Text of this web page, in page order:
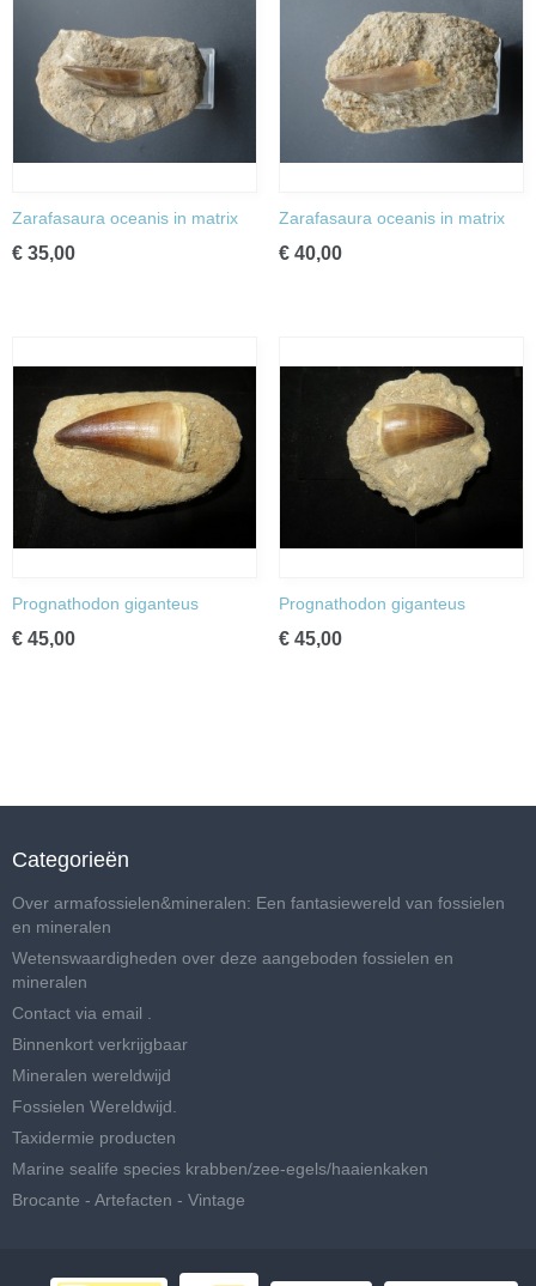
Zarafasaura oceanis in matrix
€ 35,00
Zarafasaura oceanis in matrix
€ 40,00
Prognathodon giganteus
€ 45,00
Prognathodon giganteus
€ 45,00
Categorieën
Over armafossielen&mineralen: Een fantasiewereld van fossielen
en mineralen
Wetenswaardigheden over deze aangeboden fossielen en
mineralen
Contact via email .
Binnenkort verkrijgbaar
Mineralen wereldwijd
Fossielen Wereldwijd.
Taxidermie producten
Marine sealife species krabben/zee-egels/haaienkaken
Brocante - Artefacten - Vintage